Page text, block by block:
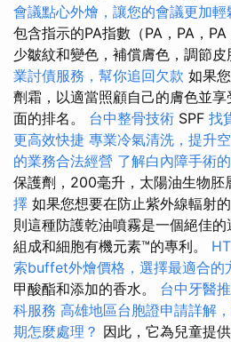
會議點心外燴，讓您的會議更加輕
包含指示的PA指數（PA，PA，
少皺紋和變色，補償膚色，調節皮
業討債服務，幫你追回欠款 如果
劑霜，以適當照顧自己的膚色並
面的排名。 台中整骨技術 SPF 找
更高效快捷 專業冷氣清洗，提升
的業務合法經營 了解白內障手術
保護劑，200毫升，太陽油生物胚
擇 如果您想要在防止紫外線輻射
則這種防護乾油噴霧是一個絕佳
組成和細胞有機元素™的專利。
索buffet外燴價格，選擇最適合的
甲酸酯和添加的香水。 台中牙醫
科服務 高雄地區台胞證申請詳解
期怎麼處理？ 因此，它為兒童提